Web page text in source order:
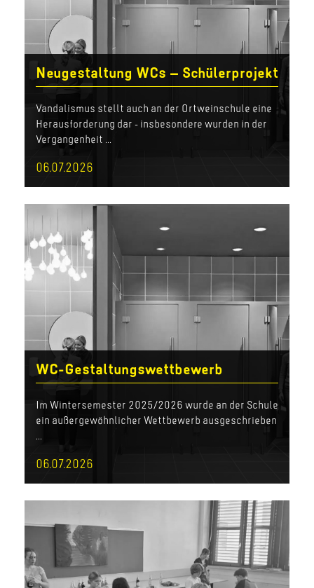
Neugestaltung WCs – Schülerprojekt
Vandalismus stellt auch an der Ortweinschule eine
Herausforderung dar - insbesondere wurden in der
Vergangenheit ...
06.07.2026
WC-Gestaltungswettbewerb
Im Wintersemester 2025/2026 wurde an der Schule
ein außergewöhnlicher Wettbewerb ausgeschrieben
...
06.07.2026